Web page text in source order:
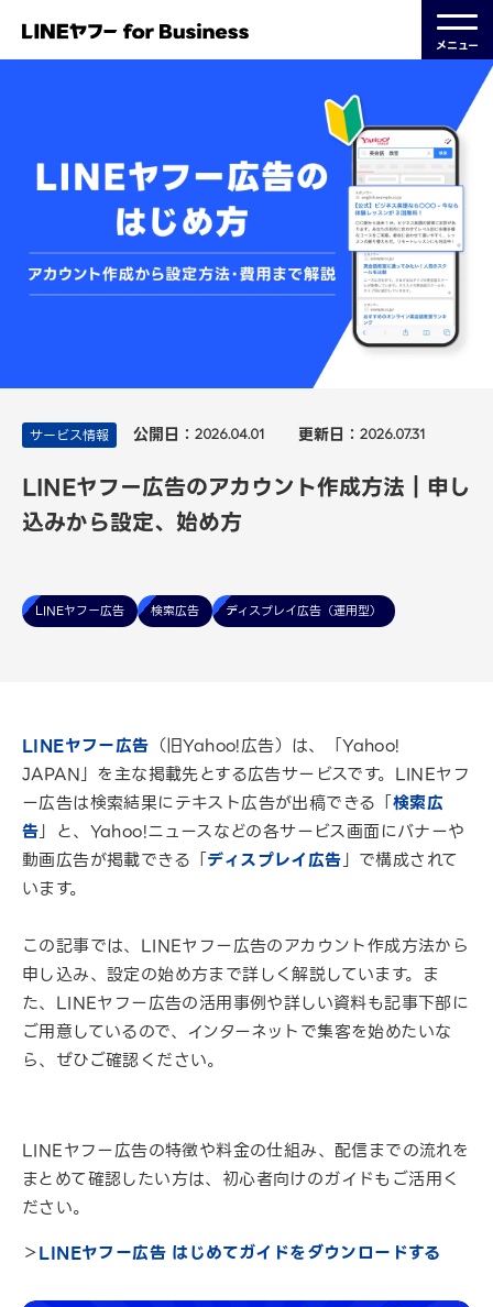
メニュー
サービス情報 公開日： 2026.04.01 更新日： 2026.07.31
LINEヤフー広告のアカウント作成方法｜申し
込みから設定、始め方
LINEヤフー広告 検索広告 ディスプレイ広告（運用型）
LINEヤフー広告 （旧Yahoo!広告）は、「Yahoo!
JAPAN」を主な掲載先とする広告サービスです。LINEヤフ
ー広告は検索結果にテキスト広告が出稿できる「検索広
告」と、Yahoo!ニュースなどの各サービス画面にバナーや
動画広告が掲載できる「ディスプレイ広告」で構成されて
います。
この記事では、LINEヤフー広告のアカウント作成方法から
申し込み、設定の始め方まで詳しく解説しています。ま
た、LINEヤフー広告の活用事例や詳しい資料も記事下部に
ご用意しているので、インターネットで集客を始めたいな
ら、ぜひご確認ください。
LINEヤフー広告の特徴や料金の仕組み、配信までの流れを
まとめて確認したい方は、初心者向けのガイドもご活用く
ださい。
＞LINEヤフー広告 はじめてガイドをダウンロードする